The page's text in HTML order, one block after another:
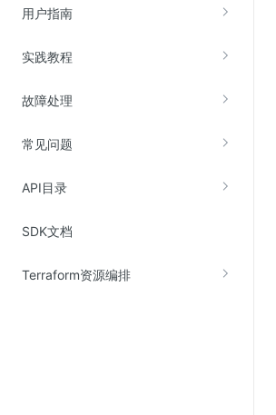
用户指南
实践教程
故障处理
常见问题
API目录
SDK文档
Terraform资源编排
Web应用防火墙(WAF)
密钥管理服务
云安全中心
应急响应
合规性